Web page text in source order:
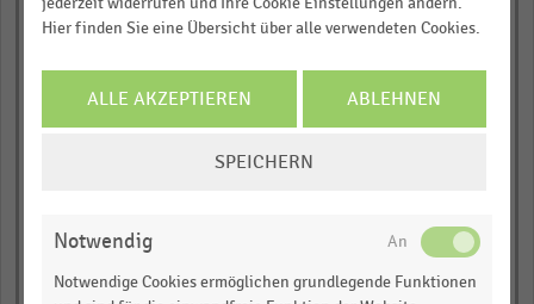
to
data
Aktuelle Maßnahmen zur Optimierung
temperaturgeführte
0,00 0,25 0,50 0,75 1,00
interactive
Hier finden Sie eine Übersicht über alle verwendeten Cookies.
ALLE AKZEPTIEREN ABLEHNEN
SPEICHERN
Notwendig
Notwendige Cookies ermöglichen grundlegende Funktionen